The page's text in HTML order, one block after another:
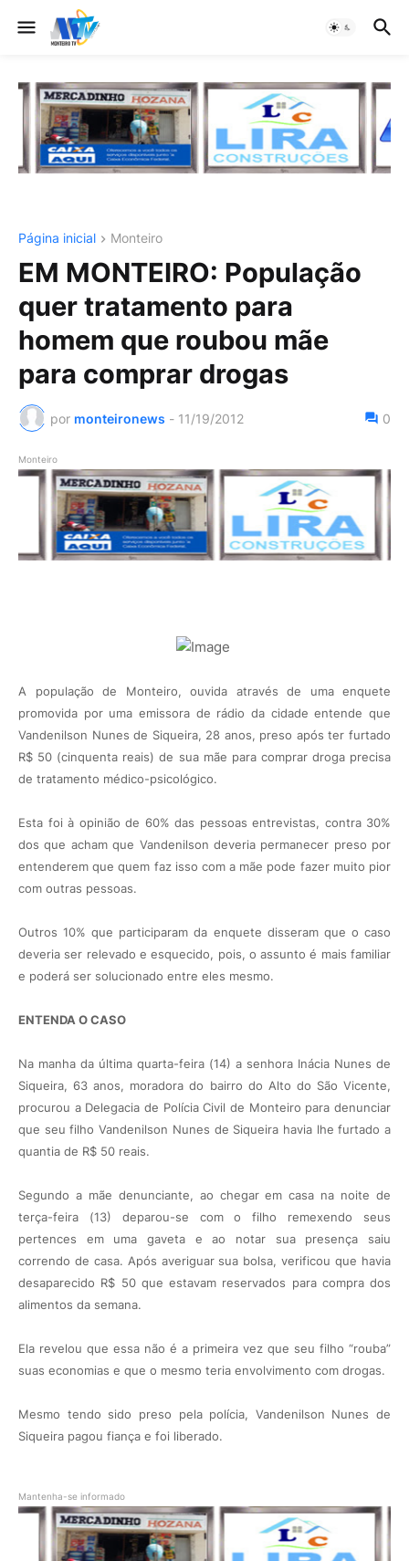
Página inicial Monteiro
EM MONTEIRO: População
quer tratamento para
homem que roubou mãe
para comprar drogas
por monteironews - 11/19/2012 0
Monteiro
A população de Monteiro, ouvida através de uma enquete
promovida por uma emissora de rádio da cidade entende que
Vandenilson Nunes de Siqueira, 28 anos, preso após ter furtado
R$ 50 (cinquenta reais) de sua mãe para comprar droga precisa
de tratamento médico-psicológico.
Esta foi à opinião de 60% das pessoas entrevistas, contra 30%
dos que acham que Vandenilson deveria permanecer preso por
entenderem que quem faz isso com a mãe pode fazer muito pior
com outras pessoas.
Outros 10% que participaram da enquete disseram que o caso
deveria ser relevado e esquecido, pois, o assunto é mais familiar
e poderá ser solucionado entre eles mesmo.
ENTENDA O CASO
Na manha da última quarta-feira (14) a senhora Inácia Nunes de
Siqueira, 63 anos, moradora do bairro do Alto do São Vicente,
procurou a Delegacia de Polícia Civil de Monteiro para denunciar
que seu filho Vandenilson Nunes de Siqueira havia lhe furtado a
quantia de R$ 50 reais.
Segundo a mãe denunciante, ao chegar em casa na noite de
terça-feira (13) deparou-se com o filho remexendo seus
pertences em uma gaveta e ao notar sua presença saiu
correndo de casa. Após averiguar sua bolsa, verificou que havia
desaparecido R$ 50 que estavam reservados para compra dos
alimentos da semana.
Ela revelou que essa não é a primeira vez que seu filho “rouba”
suas economias e que o mesmo teria envolvimento com drogas.
Mesmo tendo sido preso pela polícia, Vandenilson Nunes de
Siqueira pagou fiança e foi liberado.
Mantenha-se informado